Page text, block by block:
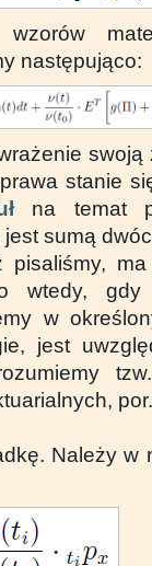
następująco:
swoją
stanie
na temat
sumą
ma
wtedy,
w
jest
Należy w